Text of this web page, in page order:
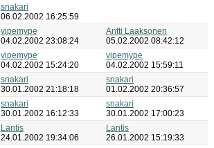
snakari
06.02.2002 16:25:59
vipemype
04.02.2002 23:08:24
Antti Laaksonen
05.02.2002 08:42:12
vipemype
04.02.2002 15:24:20
vipemype
04.02.2002 15:59:11
snakari
30.01.2002 21:18:18
snakari
01.02.2002 20:36:57
snakari
30.01.2002 16:12:33
snakari
30.01.2002 17:00:23
Lantis
24.01.2002 19:34:06
Lantis
26.01.2002 15:19:33